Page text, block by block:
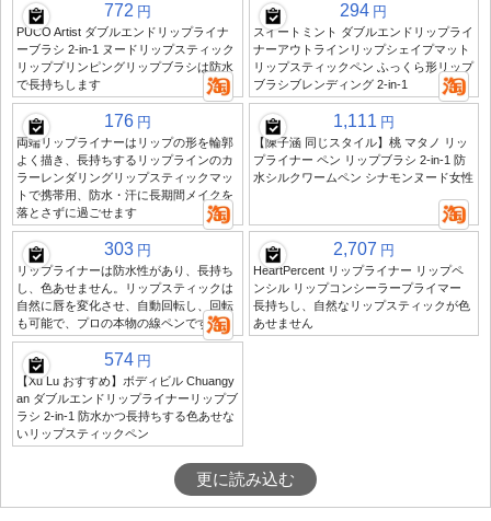
772 円
PUCO Artist ダブルエンドリップライナ
ーブラシ 2-in-1 ヌードリップスティック
リッププリンピングリップブラシは防水
で長持ちします
294 円
スイートミント ダブルエンドリップライ
ナーアウトラインリップシェイプマット
リップスティックペン ふっくら形リップ
ブラシブレンディング 2-in-1
176 円
両端リップライナーはリップの形を輪郭
よく描き、長持ちするリップラインのカ
ラーレンダリングリップスティックマッ
トで携帯用、防水・汗に長期間メイクを
落とさずに過ごせます
1,111 円
【陳子涵 同じスタイル】桃 マタノ リッ
プライナー ペン リップブラシ 2-in-1 防
水シルクワームペン シナモンヌード女性
303 円
リップライナーは防水性があり、長持ち
し、色あせません。リップスティックは
自然に唇を変化させ、自動回転し、回転
も可能で、プロの本物の線ペンです
2,707 円
HeartPercent リップライナー リップペ
ンシル リップコンシーラープライマー
長持ちし、自然なリップスティックが色
あせません
574 円
【Xu Lu おすすめ】ボディビル Chuangy
an ダブルエンドリップライナーリップブ
ラシ 2-in-1 防水かつ長持ちする色あせな
いリップスティックペン
更に読み込む